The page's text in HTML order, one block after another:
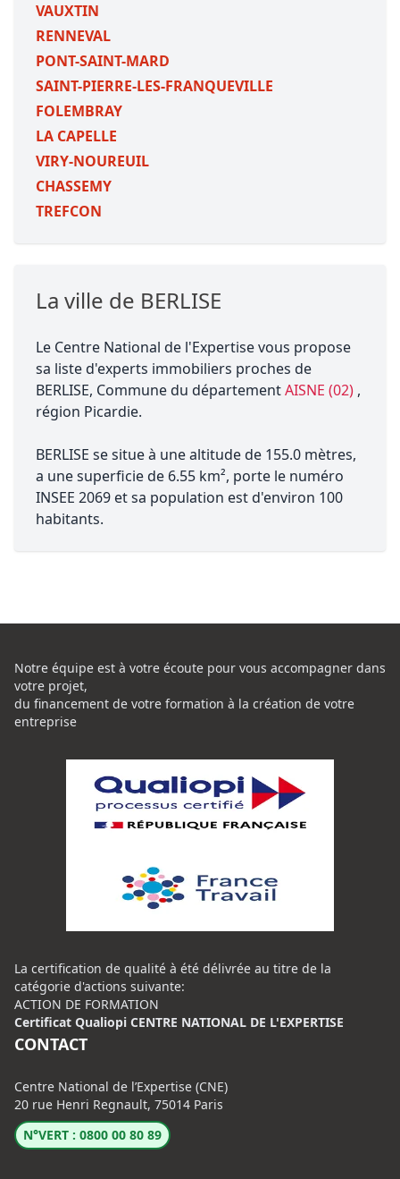
VAUXTIN
RENNEVAL
PONT-SAINT-MARD
SAINT-PIERRE-LES-FRANQUEVILLE
FOLEMBRAY
LA CAPELLE
VIRY-NOUREUIL
CHASSEMY
TREFCON
La ville de BERLISE
Le Centre National de l'Expertise vous propose
sa liste d'experts immobiliers proches de
BERLISE, Commune du départementAISNE (02) ,
région Picardie.
BERLISE se situe à une altitude de 155.0 mètres,
a une superficie de 6.55 km², porte le numéro
INSEE 2069 et sa population est d'environ 100
habitants.
Notre équipe est à votre écoute pour vous accompagner dans
votre projet,
du financement de votre formation à la création de votre
entreprise
La certification de qualité à été délivrée au titre de la
catégorie d'actions suivante:
ACTION DE FORMATION
Certificat Qualiopi CENTRE NATIONAL DE L'EXPERTISE
CONTACT
Centre National de l’Expertise (CNE)
20 rue Henri Regnault, 75014 Paris
N°VERT : 0800 00 80 89